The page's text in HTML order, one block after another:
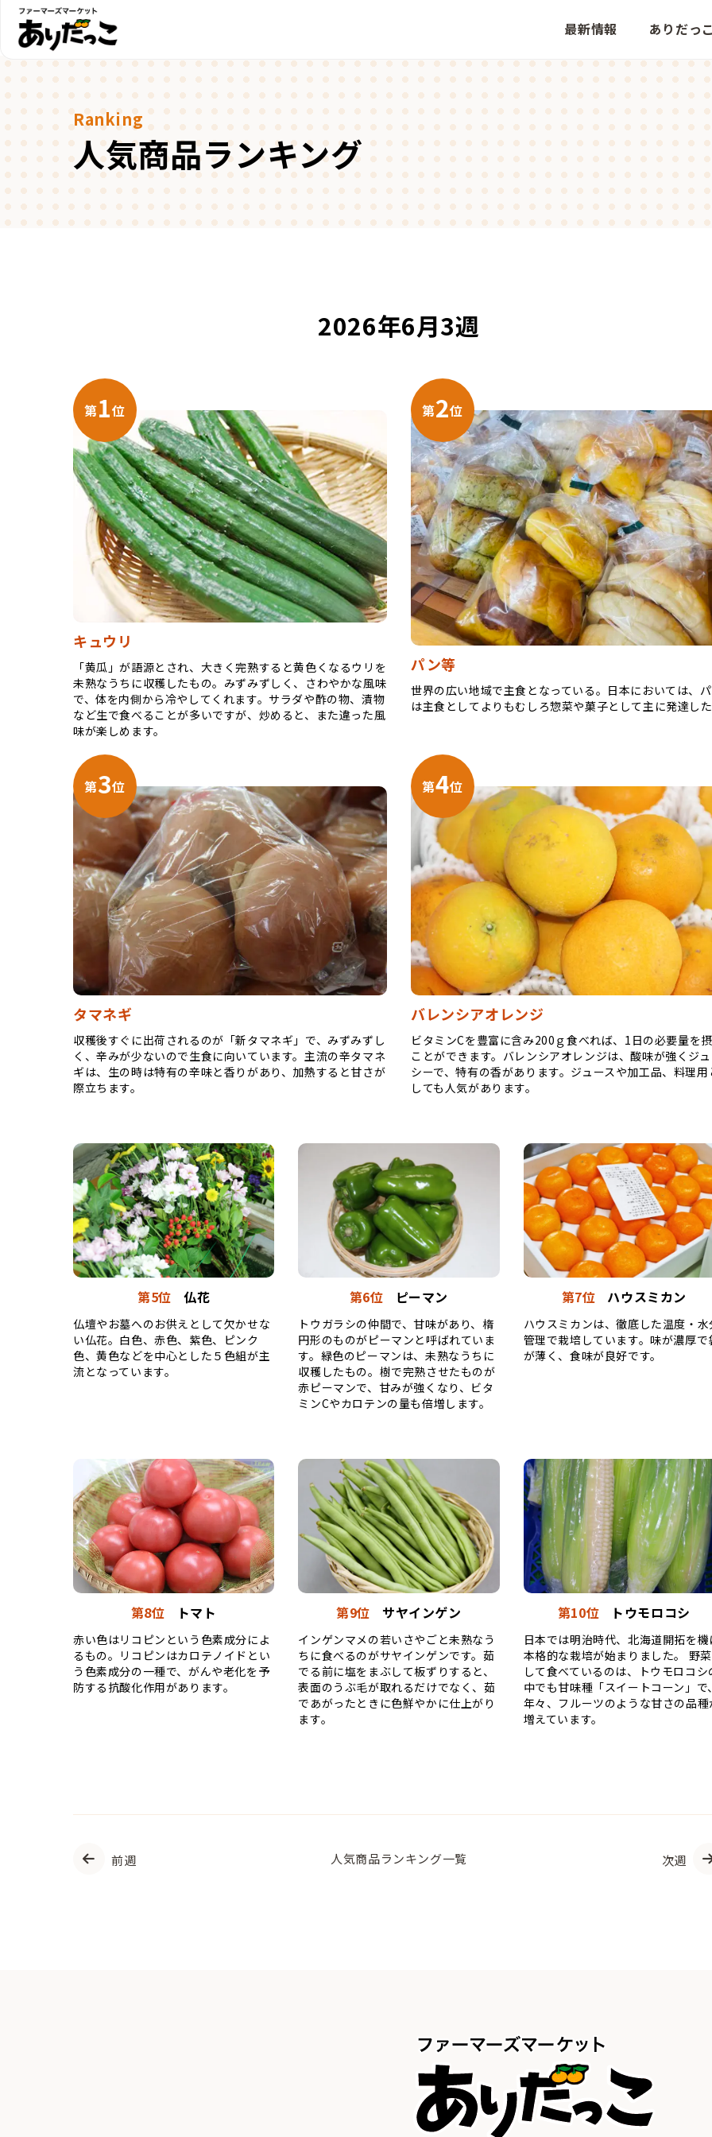
最新情報 ありだっ
Ranking
人気商品ランキング
2026年6月3週
第1位
キュウリ
「黄瓜」が語源とされ、大きく完熟すると黄色くなるウリを
未熟なうちに収穫したもの。みずみずしく、さわやかな風味
で、体を内側から冷やしてくれます。サラダや酢の物、漬物
など生で食べることが多いですが、炒めると、また違った風
味が楽しめます。
第2位
パン等
世界の広い地域で主食となっている。日本においては、
は主食としてよりもむしろ惣菜や菓子として主に発達し
第3位
タマネギ
収穫後すぐに出荷されるのが「新タマネギ」で、みずみずし
く、辛みが少ないので生食に向いています。主流の辛タマネ
ギは、生の時は特有の辛味と香りがあり、加熱すると甘さが
際立ちます。
第4位
バレンシアオレンジ
ビタミンCを豊富に含み200ｇ食べれば、1日の必要量を
ことができます。バレンシアオレンジは、酸味が強くジ
シーで、特有の香があります。ジュースや加工品、料理用
しても人気があります。
第5位 仏花
仏壇やお墓へのお供えとして欠かせな
い仏花。白色、赤色、紫色、ピンク
色、黄色などを中心とした５色組が主
流となっています。
第6位 ピーマン
トウガラシの仲間で、甘味があり、楕
円形のものがピーマンと呼ばれていま
す。緑色のピーマンは、未熟なうちに
収穫したもの。樹で完熟させたものが
赤ピーマンで、甘みが強くなり、ビタ
ミンCやカロテンの量も倍増します。
第7位 ハウスミカン
ハウスミカンは、徹底した温度・水
管理で栽培しています。味が濃厚で
が薄く、食味が良好です。
第8位 トマト
赤い色はリコピンという色素成分によ
るもの。リコピンはカロテノイドとい
う色素成分の一種で、がんや老化を予
防する抗酸化作用があります。
第9位 サヤインゲン
インゲンマメの若いさやごと未熟なう
ちに食べるのがサヤインゲンです。茹
でる前に塩をまぶして板ずりすると、
表面のうぶ毛が取れるだけでなく、茹
であがったときに色鮮やかに仕上がり
ます。
第10位 トウモロコシ
日本では明治時代、北海道開拓を機
本格的な栽培が始まりました。 野
して食べているのは、トウモロコシ
中でも甘味種「スイートコーン」で
年々、フルーツのような甘さの品種
増えています。
前週 人気商品ランキング一覧 次週